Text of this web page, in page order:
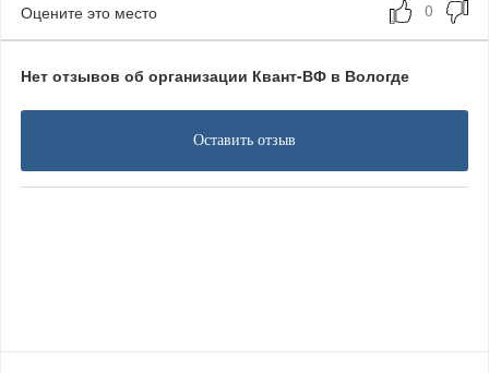
Оцените это место
Нет отзывов об организации Квант-ВФ в Вологде
Оставить отзыв